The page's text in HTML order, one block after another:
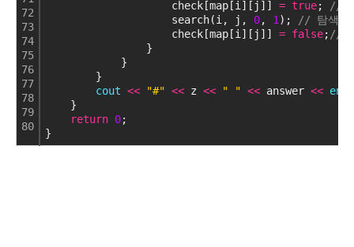
72
73
74
75
76
77
78
79
80
check[map[i][j]] = true;
//
search(i, j, 0, 1 );
// 탐색
check[map[i][j]] = false; //
}
}
}
cout << "#" << z << " " << answer << endl
}
return 0;
}